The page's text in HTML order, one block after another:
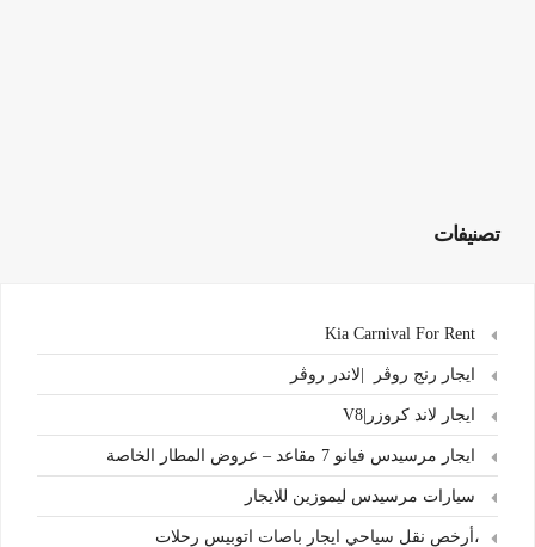
تصنيفات
ايجار رنج روڤر |لاندر روڤر
ايجار لاند كروزر|V8
ايجار مرسيدس فيانو 7 مقاعد – عروض المطار الخاصة
سيارات مرسيدس ليموزين للايجار
،أرخص نقل سياحي ايجار باصات اتوبيس رحلات